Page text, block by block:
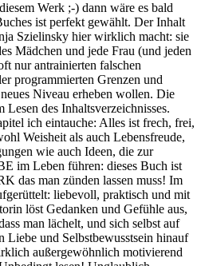
Werk ;-) dann wäre es bald
ist perfekt gewählt. Der Inhalt
Szielinsky hier wirklich macht: sie
Mädchen und jede Frau (und jeden
nur antrainierten falschen
programmierten Grenzen und
Niveau erheben wollen. Die
des Inhaltsverzeichnisses.
ich eintauche: Alles ist frech, frei,
Weisheit als auch Lebensfreude,
wie auch Ideen, die zur
im Leben führen: dieses Buch ist
das man zünden lassen muss! Im
liebevoll, praktisch und mit
löst Gedanken und Gefühle aus,
man lächelt, und sich selbst auf
Liebe und Selbstbewusstsein hinauf
außergewöhnlich motivierend